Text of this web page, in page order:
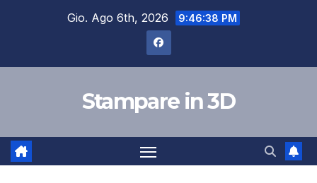
Gio. Ago 6th, 2026 9:46:39 PM
Stampare in 3D